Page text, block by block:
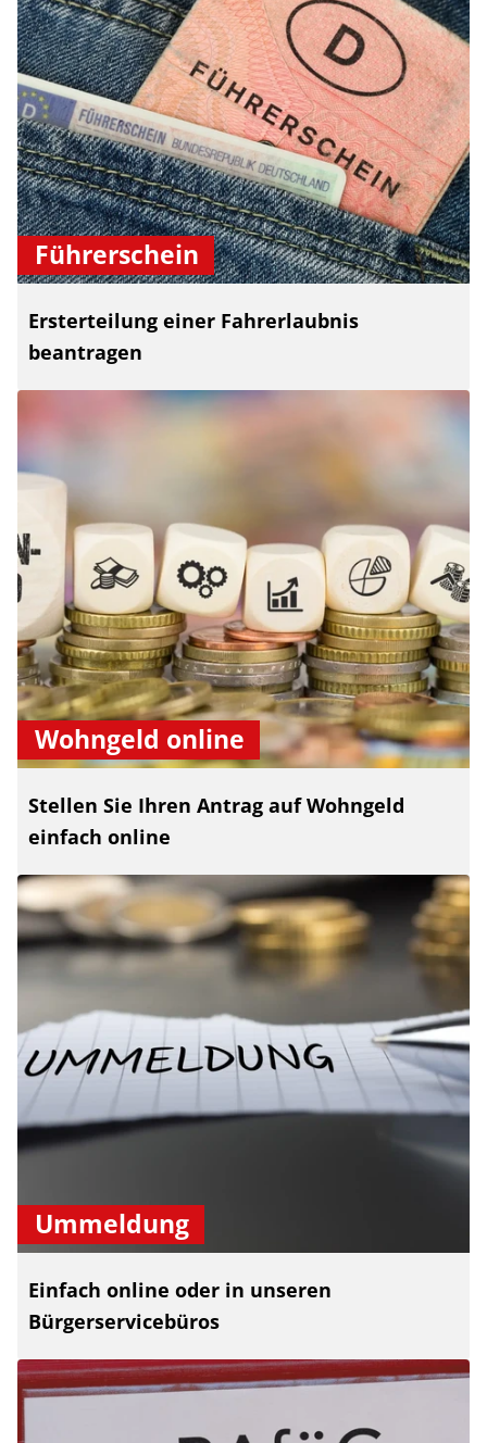
Führerschein
Ersterteilung einer Fahrerlaubnis
beantragen
Wohngeld online
Stellen Sie Ihren Antrag auf Wohngeld
einfach online
Ummeldung
Einfach online oder in unseren
Bürgerservicebüros